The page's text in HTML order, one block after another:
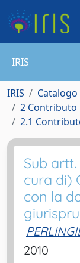
IRIS
IRIS
Catalogo
2 Contributo
2.1
Sub
cura di)
con la
2010